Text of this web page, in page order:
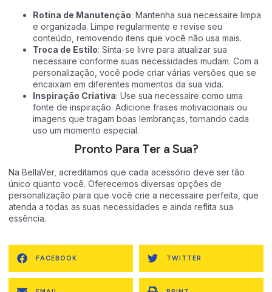
Rotina de Manutenção: Mantenha sua necessaire limpa
e organizada. Limpe regularmente e revise seu
conteúdo, removendo itens que você não usa mais.
Troca de Estilo: Sinta-se livre para atualizar sua
necessaire conforme suas necessidades mudam. Com a
personalização, você pode criar várias versões que se
encaixam em diferentes momentos da sua vida.
Inspiração Criativa: Use sua necessaire como uma
fonte de inspiração. Adicione frases motivacionais ou
imagens que tragam boas lembranças, tornando cada
uso um momento especial.
Pronto Para Ter a Sua?
Na BellaVer, acreditamos que cada acessório deve ser tão
único quanto você. Oferecemos diversas opções de
personalização para que você crie a necessaire perfeita, que
atenda a todas as suas necessidades e ainda reflita sua
essência.
FACEBOOK TWITTER